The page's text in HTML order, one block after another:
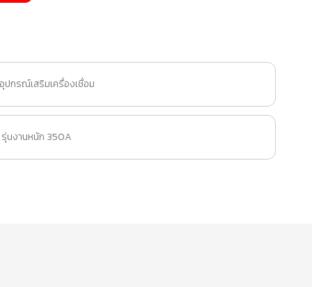
ปกรณ์เสริมเครื่องเชื่อม
นงานหนัก 350A